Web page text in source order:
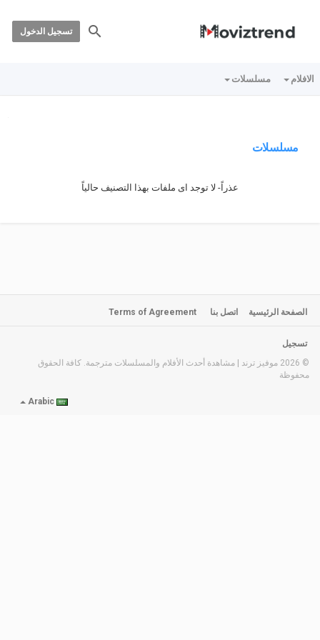
تسجيل الدخول
الافلام مسلسلات
مسلسلات
عذراً- لا توجد اى ملفات بهذا التصنيف حالياً
الصفحة الرئيسية اتصل بنا Terms of Agreement
تسجيل
© 2026 موفيز ترند | مشاهدة أحدث الأفلام والمسلسلات مترجمة. كافة الحقوق
محفوظة